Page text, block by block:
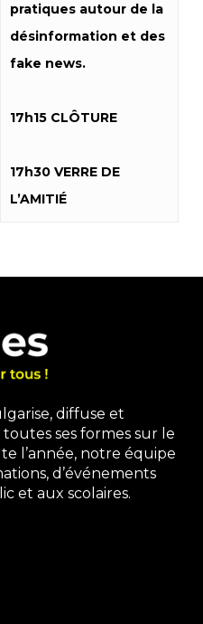
pratiques autour de la
désinformation et des
fake news.
17h15 CLÔTURE
17h30 VERRE DE
L’AMITIÉ
diffuse et
toutes ses formes sur le
l’année, notre équipe
d’événements
et aux scolaires.